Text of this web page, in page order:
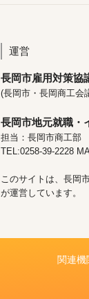
運営
長岡市雇用対策協
(長岡市・長岡商工会
長岡市地元就職・
担当：長岡市商工部
TEL:0258-39-2228
このサイトは、長岡
が運営しています。
関連機